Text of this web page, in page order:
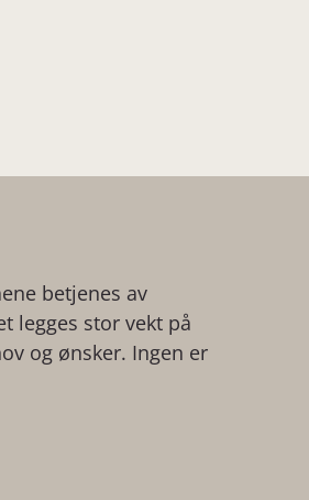
betjenes av
legges stor vekt på
og ønsker. Ingen er